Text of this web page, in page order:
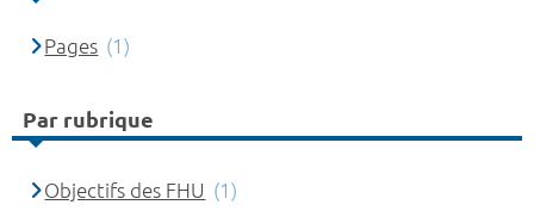
Pages (1)
Par rubrique
Objectifs des FHU (1)